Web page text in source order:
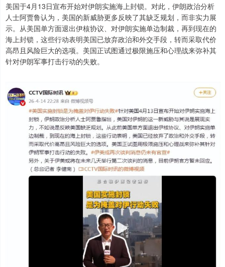
美国于4月13日宣布开始对伊朗实施海上封锁。对此，伊朗政治分析
人士阿贾鲁认为，美国的新威胁更多反映了其缺乏规划，而非实力展
示。从美国单方面退出伊核协议、对伊朗实施单边制裁，再到现在的
海上封锁，这些行动表明美国已放弃政治和外交手段，转而采取代价
高昂且风险巨大的选项。美国正试图通过极限施压和心理战来弥补其
针对伊朗军事打击行动的失败。